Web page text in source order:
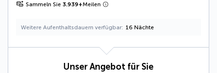
Sammeln Sie 3.939+Meilen
Weitere Aufenthaltsdauern verfügbar 16 Nächte
Unser Angebot für Sie